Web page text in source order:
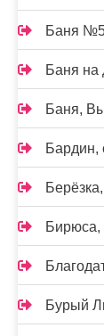
Баня
Баня на
Баня,
Бардин,
Бирюса,
Бурый